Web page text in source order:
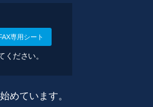
専用シート
ださい。
めています。